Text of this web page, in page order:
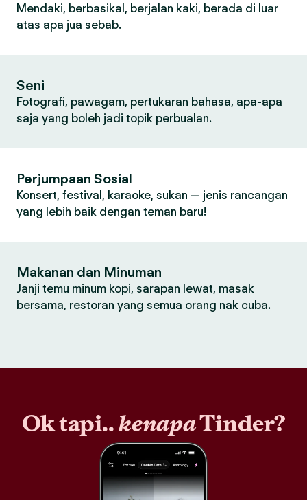
Mendaki, berbasikal, berjalan kaki, berada di luar
atas apa jua sebab.
Seni
Fotografi, pawagam, pertukaran bahasa, apa-apa
saja yang boleh jadi topik perbualan.
Perjumpaan Sosial
Konsert, festival, karaoke, sukan — jenis rancangan
yang lebih baik dengan teman baru!
Makanan dan Minuman
Janji temu minum kopi, sarapan lewat, masak
bersama, restoran yang semua orang nak cuba.
Ok tapi..kenapaTinder?